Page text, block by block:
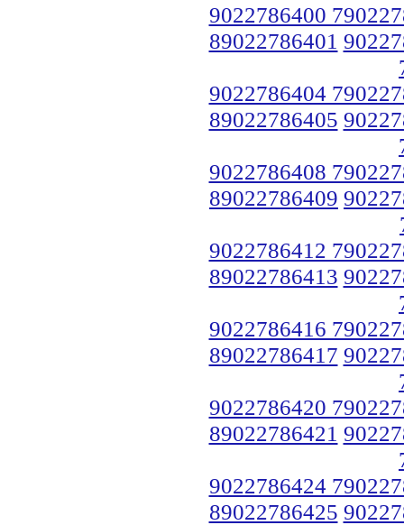
9022786400
89022786401
9022786404
89022786405
9022786408
89022786409
9022786412
89022786413
9022786416
89022786417
9022786420
89022786421
9022786424
89022786425